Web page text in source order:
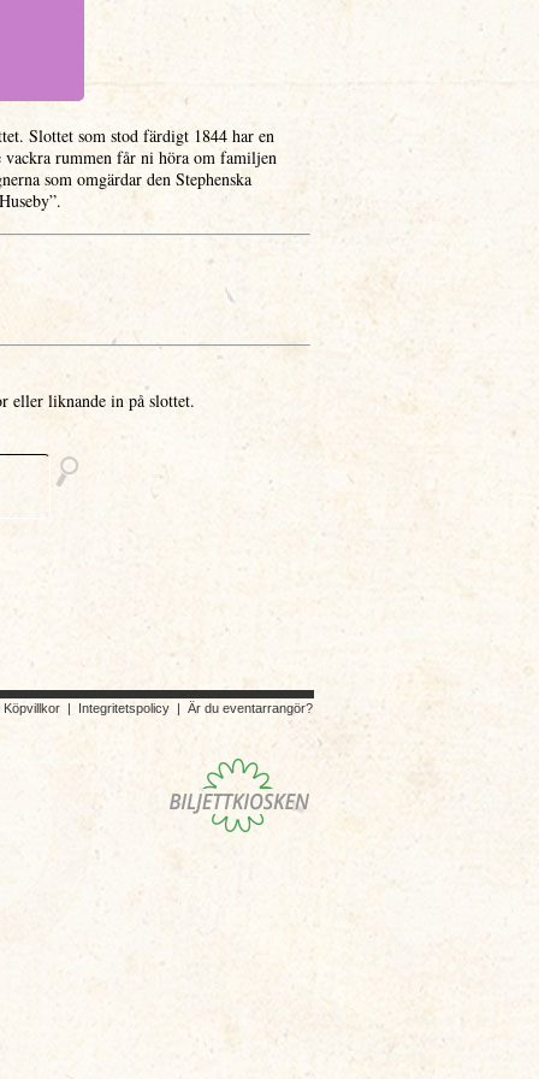
Slottet som stod färdigt 1844 har en
rummen får ni höra om familjen
som omgärdar den Stephenska
eller liknande in på slottet.
Köpvillkor | Integritetspolicy | Är du eventarrangör?